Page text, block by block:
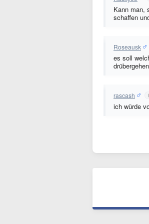
Kann man,
schaffen
Roseausk
es soll
drübergehen
rascash
ich würde